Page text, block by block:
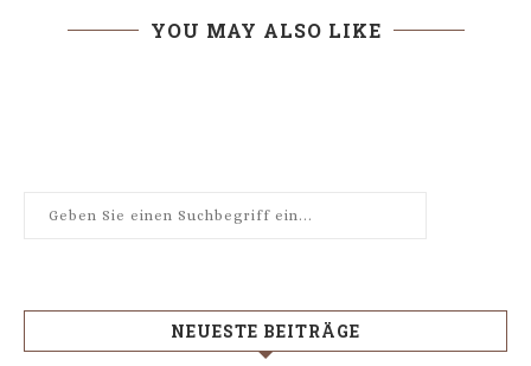
YOU MAY ALSO LIKE
NEUESTE BEITRÄGE